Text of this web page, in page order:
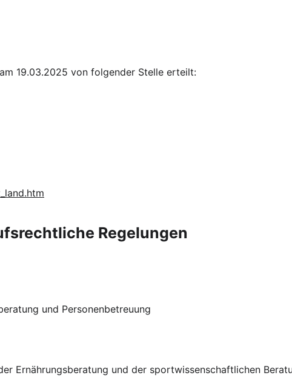
19.03.2025 von folgender Stelle erteilt:
Regelungen
und Personenbetreuung
Ernährungsberatung und der sportwissenschaftlichen